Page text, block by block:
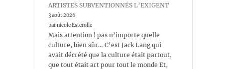
ARTISTES SUBVENTIONNÉS L’EXIGENT
3 août 2026
par nicole Esterolle
Mais attention ! pas n’importe quelle
culture, bien sûr… C’est Jack Lang qui
avait décrété que la culture était partout,
que tout était art pour tout le monde Et,